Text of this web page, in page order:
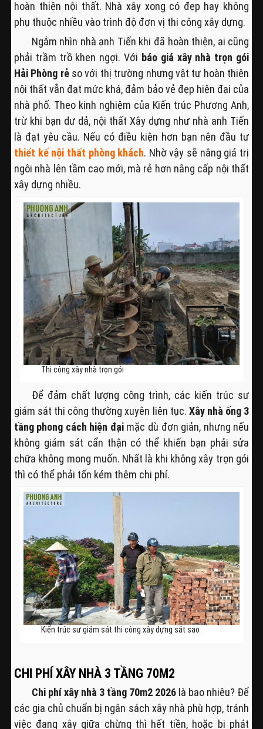
hoàn thiện nội thất. Nhà xây xong có đẹp hay không
phụ thuộc nhiều vào trình độ đơn vị thi công xây dựng.
Ngắm nhìn nhà anh Tiến khi đã hoàn thiện, ai cũng
phải trầm trồ khen ngợi. Với báo giá xây nhà trọn gói
Hải Phòng rẻso với thị trường nhưng vật tư hoàn thiện
nội thất vẫn đạt mức khá, đảm bảo vẻ đẹp hiện đại của
nhà phố. Theo kinh nghiệm của Kiến trúc Phương Anh,
trừ khi bạn dư dả, nội thất Xây dựng như nhà anh Tiến
là đạt yêu cầu. Nếu có điều kiện hơn bạn nên đầu tư
thiết kế nội thất phòng khách. Nhờ vậy sẽ nâng giá trị
ngôi nhà lên tầm cao mới, mà rẻ hơn nâng cấp nội thất
xây dựng nhiều.
Thi công xây nhà trọn gói
Để đảm chất lượng công trình, các kiến trúc sư
giám sát thi công thường xuyên liên tục. Xây nhà ống 3
tầng phong cách hiện đạimặc dù đơn giản, nhưng nếu
không giám sát cẩn thận có thể khiến bạn phải sửa
chữa không mong muốn. Nhất là khi không xây trọn gói
thì có thể phải tốn kém thêm chi phí.
Kiến trúc sư giám sát thi công xây dựng sát sao
CHI PHÍ XÂY NHÀ 3 TẦNG 70M2
Chi phí xây nhà 3 tầng 70m2 2026 là bao nhiêu? Để
các gia chủ chuẩn bị ngân sách xây nhà phù hợp, tránh
việc đang xây giữa chừng thì hết tiền, hoặc bị phát